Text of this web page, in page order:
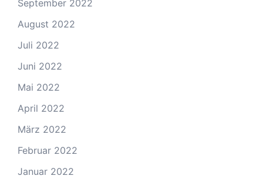
September 2022
August 2022
Juli 2022
Juni 2022
Mai 2022
April 2022
März 2022
Februar 2022
Januar 2022